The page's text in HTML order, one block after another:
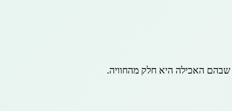
האכילה היא חלק מהחוויה.